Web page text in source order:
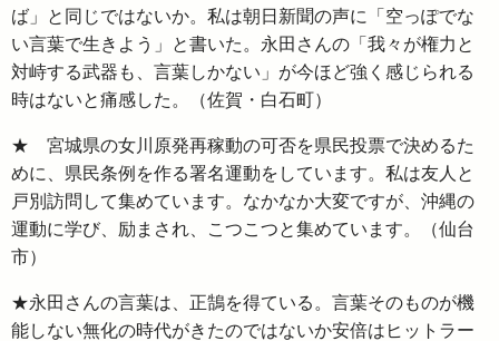
ば」と同じではないか。私は朝日新聞の声に「空っぽでな
い言葉で生きよう」と書いた。永田さんの「我々が権力と
対峙する武器も、言葉しかない」が今ほど強く感じられる
時はないと痛感した。（佐賀・白石町）
★ 宮城県の女川原発再稼動の可否を県民投票で決めるた
めに、県民条例を作る署名運動をしています。私は友人と
戸別訪問して集めています。なかなか大変ですが、沖縄の
運動に学び、励まされ、こつこつと集めています。（仙台
市）
★永田さんの言葉は、正鵠を得ている。言葉そのものが機
能しない無化の時代がきたのではないか安倍はヒットラー